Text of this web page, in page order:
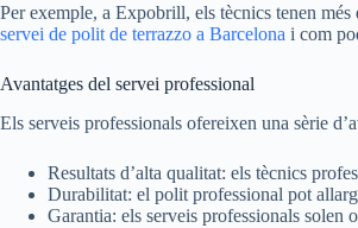
Per exemple, a Expobrill, els tècnics tenen
servei de polit de terrazzo a Barcelona i com
Avantatges del servei professional
Els serveis professionals ofereixen una sèrie
Resultats d’alta qualitat: els tècnics
Durabilitat: el polit professional pot
Garantia: els serveis professionals solen